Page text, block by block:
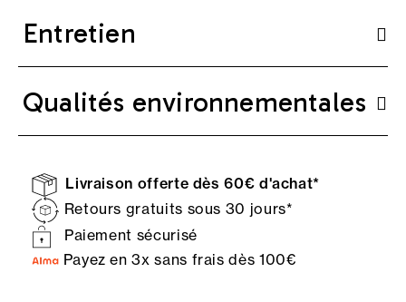
Entretien
Qualités environnementales
Livraison offerte dès 60€ d'achat*
Retours gratuits sous 30 jours*
Paiement sécurisé
Payez en 3x sans frais dès 100€